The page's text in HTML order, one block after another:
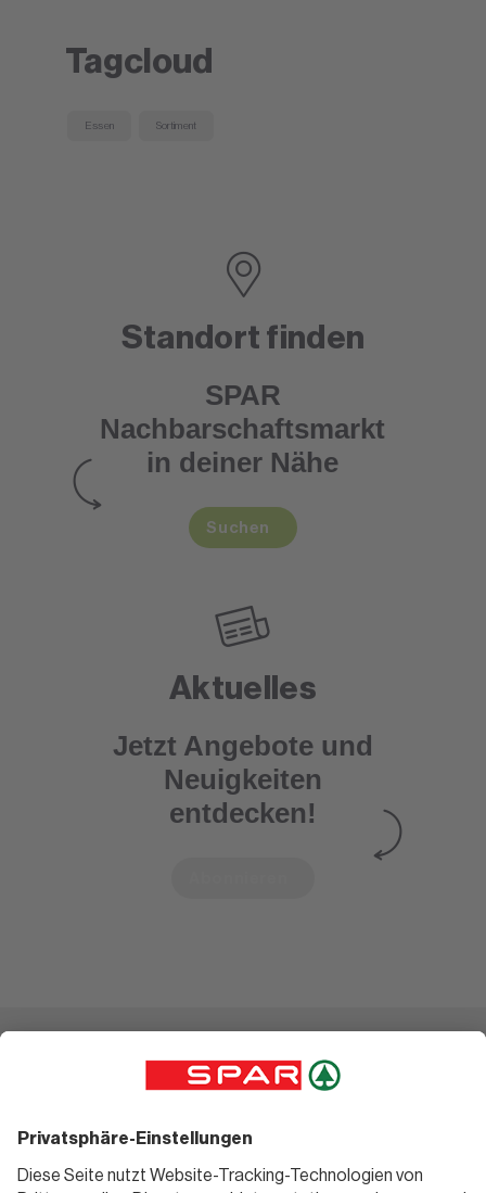
Tagcloud
Essen Sortiment
Aktuelles
Jetzt Angebote und
Neuigkeiten
entdecken!
Standort finden
SPAR
Nachbarschaftsmarkt
in deiner Nähe
Suchen
SPAR Friends
Standorte
Geniessen
Rezeptwelt
Blog